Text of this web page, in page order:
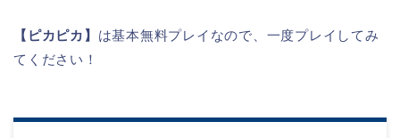
【ピカピカ】 は基本無料プレイなので、一度プレイしてみ
てください！